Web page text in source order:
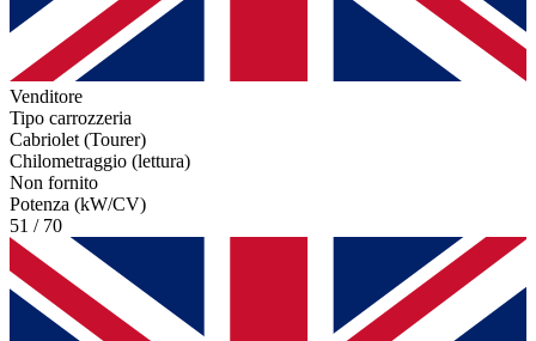
Venditore
Tipo carrozzeria
Cabriolet (Tourer)
Chilometraggio (lettura)
Non fornito
Potenza (kW/CV)
51 / 70